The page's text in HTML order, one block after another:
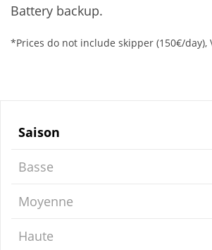
Battery backup.
*Prices do not include skipper (150€/day),
Saison
Basse
Moyenne
Haute